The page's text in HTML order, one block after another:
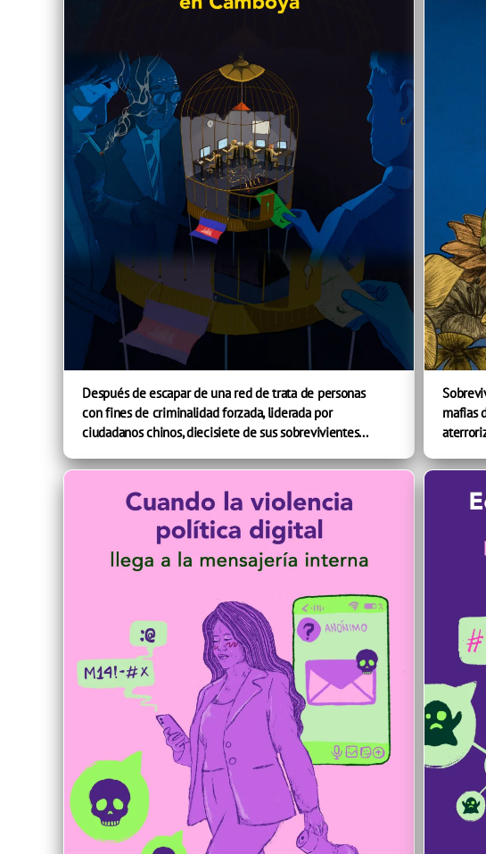
Después de escapar de una red de trata de personas
con fines de criminalidad forzada, liderada por
ciudadanos chinos, diecisiete de sus sobrevivientes...
mafias